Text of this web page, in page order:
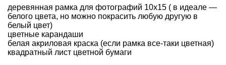
деревянная рамка для фотографий 10х15 ( в идеале —
белого цвета, но можно покрасить любую другую в
белый цвет)
цветные карандаши
белая акриловая краска (если рамка все-таки цветная)
квадратный лист цветной бумаги